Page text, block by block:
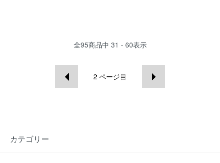
全95商品中 31 - 60表示
2 ページ目
カテゴリー